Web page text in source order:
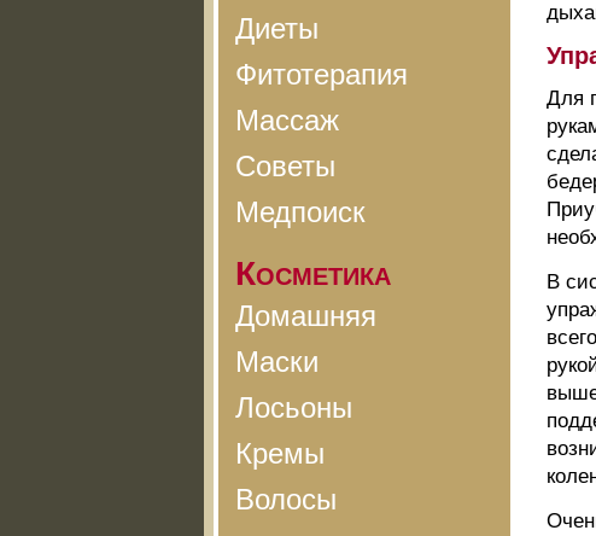
Диеты
Фитотерапия
Массаж
Советы
Медпоиск
Косметика
Домашняя
Маски
Лосьоны
Кремы
Волосы
Для
В